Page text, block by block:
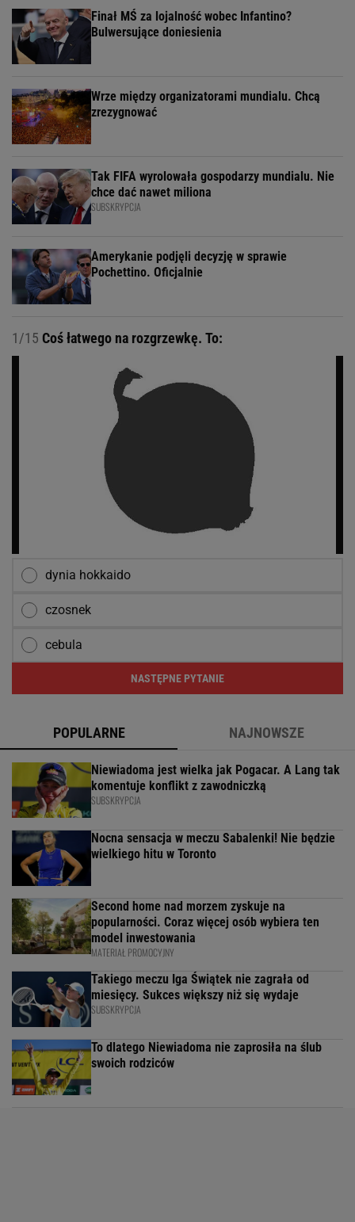
Finał MŚ za lojalność wobec Infantino?
Bulwersujące doniesienia
Wrze między organizatorami mundialu. Chcą
zrezygnować
Tak FIFA wyrolowała gospodarzy mundialu. Nie
chce dać nawet miliona
SUBSKRYPCJA
Amerykanie podjęli decyzję w sprawie
Pochettino. Oficjalnie
1/15 Coś łatwego na rozgrzewkę. To:
dynia hokkaido
czosnek
cebula
NASTĘPNE PYTANIE
POPULARNE NAJNOWSZE
Niewiadoma jest wielka jak Pogacar. A Lang tak
komentuje konflikt z zawodniczką
SUBSKRYPCJA
Nocna sensacja w meczu Sabalenki! Nie będzie
wielkiego hitu w Toronto
Second home nad morzem zyskuje na
popularności. Coraz więcej osób wybiera ten
model inwestowania
MATERIAŁ PROMOCYJNY
Takiego meczu Iga Świątek nie zagrała od
miesięcy. Sukces większy niż się wydaje
SUBSKRYPCJA
To dlatego Niewiadoma nie zaprosiła na ślub
swoich rodziców